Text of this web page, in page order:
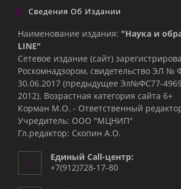
Сведения Об Издании
Наименование издания: "Наука и
LINE"
Сетевое издание (сайт)
Роскомнадзором, свидетельство ЭЛ №
30.06.2017 (предыдущее Эл№ФC77-
2012). Возрастная категория сайта 6+
Корман М.О. - Ответственный
Учредитель: ООО "МЦНИП"
Гл.редактор: Скопин А.О.
Единый Call-центр:
+7(912)728-17-80